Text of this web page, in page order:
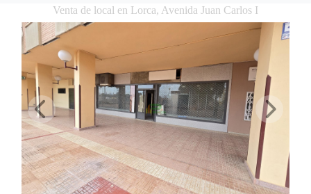
Venta de local en Lorca, Avenida Juan Carlos I